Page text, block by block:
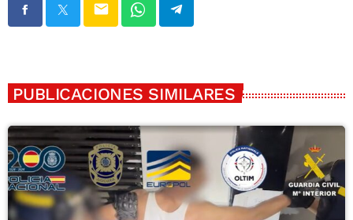
email
PUBLICACIONES SIMILARES